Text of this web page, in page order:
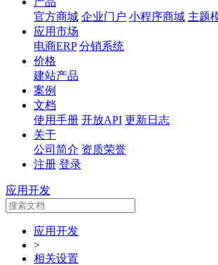
官方商城 企业门户 小程序商城 主题
应用市场
电商ERP 分销系统
价格
建站产品
案例
文档
使用手册 开放API 更新日志
关于
公司简介 资质荣誉
注册 登录
应用开发
应用开发
>
相关设置